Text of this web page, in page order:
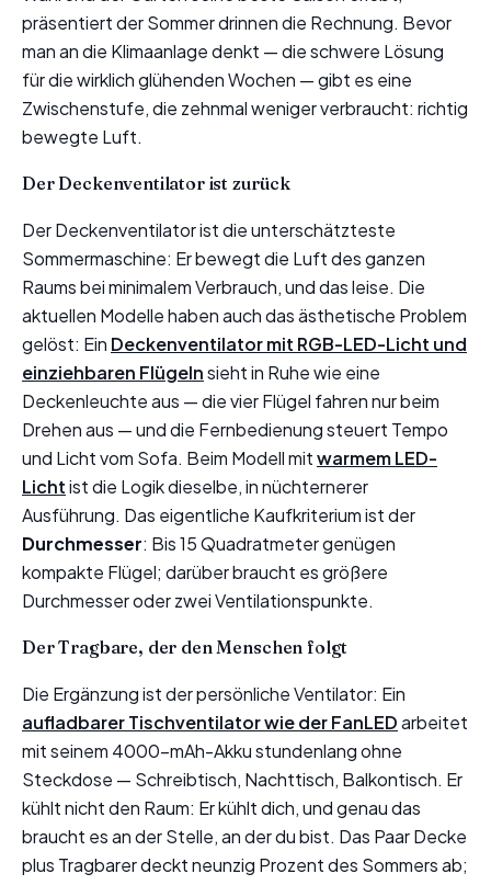
präsentiert der Sommer drinnen die Rechnung. Bevor
man an die Klimaanlage denkt — die schwere Lösung
für die wirklich glühenden Wochen — gibt es eine
Zwischenstufe, die zehnmal weniger verbraucht: richtig
bewegte Luft.
Der Deckenventilator ist zurück
Der Deckenventilator ist die unterschätzteste
Sommermaschine: Er bewegt die Luft des ganzen
Raums bei minimalem Verbrauch, und das leise. Die
aktuellen Modelle haben auch das ästhetische Problem
gelöst: Ein Deckenventilator mit RGB-LED-Licht und
einziehbaren Flügelnsieht in Ruhe wie eine
Deckenleuchte aus — die vier Flügel fahren nur beim
Drehen aus — und die Fernbedienung steuert Tempo
und Licht vom Sofa. Beim Modell mitwarmem LED-
Lichtist die Logik dieselbe, in nüchternerer
Ausführung. Das eigentliche Kaufkriterium ist der
Durchmesser: Bis 15 Quadratmeter genügen
kompakte Flügel; darüber braucht es größere
Durchmesser oder zwei Ventilationspunkte.
Der Tragbare, der den Menschen folgt
Die Ergänzung ist der persönliche Ventilator: Ein
aufladbarer Tischventilator wie der FanLEDarbeitet
mit seinem 4000-mAh-Akku stundenlang ohne
Steckdose — Schreibtisch, Nachttisch, Balkontisch. Er
kühlt nicht den Raum: Er kühlt dich, und genau das
braucht es an der Stelle, an der du bist. Das Paar Decke
plus Tragbarer deckt neunzig Prozent des Sommers ab;